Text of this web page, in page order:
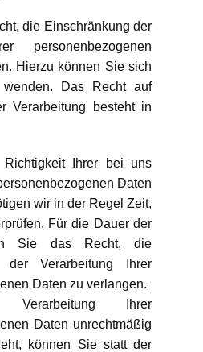
die Einschränkung der
personenbezogenen
Hierzu können Sie sich
Das Recht auf
Verarbeitung besteht in
Ihrer bei uns
Daten
wir in der Regel Zeit,
Für die Dauer der
Sie das Recht, die
der Verarbeitung Ihrer
Daten zu verlangen.
Ihrer
Daten unrechtmäßig
können Sie statt der